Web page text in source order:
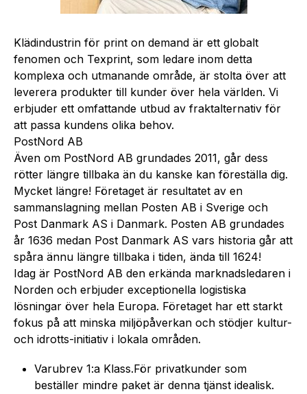
Klädindustrin för print on demand är ett globalt
fenomen och Texprint, som ledare inom detta
komplexa och utmanande område, är stolta över att
leverera produkter till kunder över hela världen. Vi
erbjuder ett omfattande utbud av fraktalternativ för
att passa kundens olika behov.
PostNord AB
Även om PostNord AB grundades 2011, går dess
rötter längre tillbaka än du kanske kan föreställa dig.
Mycket längre! Företaget är resultatet av en
sammanslagning mellan Posten AB i Sverige och
Post Danmark AS i Danmark. Posten AB grundades
år 1636 medan Post Danmark AS vars historia går att
spåra ännu längre tillbaka i tiden, ända till 1624!
Idag är PostNord AB den erkända marknadsledaren i
Norden och erbjuder exceptionella logistiska
lösningar över hela Europa. Företaget har ett starkt
fokus på att minska miljöpåverkan och stödjer kultur-
och idrotts-initiativ i lokala områden.
Varubrev 1:a Klass.För privatkunder som
beställer mindre paket är denna tjänst idealisk.